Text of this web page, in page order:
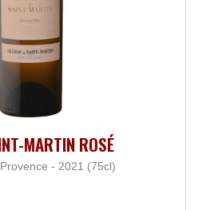
MARTIN ROSÉ
- 2021 (75cl)